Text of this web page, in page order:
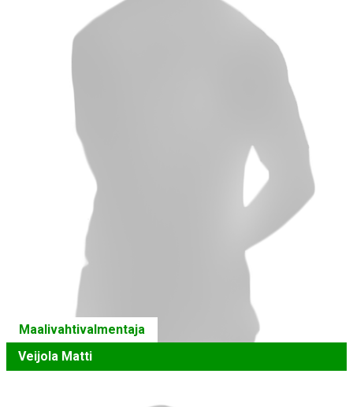
Maalivahtivalmentaja
Veijola Matti